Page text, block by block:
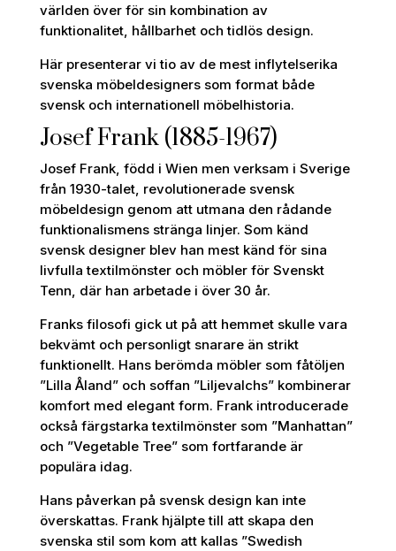
världen över för sin kombination av
funktionalitet, hållbarhet och tidlös design.
Här presenterar vi tio av de mest inflytelserika
svenska möbeldesigners som format både
svensk och internationell möbelhistoria.
Josef Frank (1885-1967)
Josef Frank, född i Wien men verksam i Sverige
från 1930-talet, revolutionerade svensk
möbeldesign genom att utmana den rådande
funktionalismens stränga linjer. Som känd
svensk designer blev han mest känd för sina
livfulla textilmönster och möbler för Svenskt
Tenn, där han arbetade i över 30 år.
Franks filosofi gick ut på att hemmet skulle vara
bekvämt och personligt snarare än strikt
funktionellt. Hans berömda möbler som fåtöljen
”Lilla Åland” och soffan ”Liljevalchs” kombinerar
komfort med elegant form. Frank introducerade
också färgstarka textilmönster som ”Manhattan”
och ”Vegetable Tree” som fortfarande är
populära idag.
Hans påverkan på svensk design kan inte
överskattas. Frank hjälpte till att skapa den
svenska stil som kom att kallas ”Swedish